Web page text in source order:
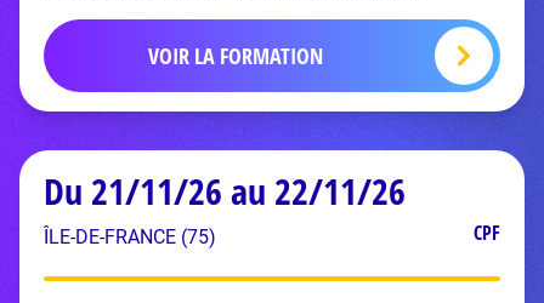
VOIR LA FORMATION
Du 21/11/26 au 22/11/26
ÎLE-DE-FRANCE (75) CPF